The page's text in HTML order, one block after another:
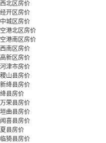
西北区房价
经开区房价
中城区房价
空港北区房价
空港南区房价
西南区房价
高新区房价
河津市房价
稷山县房价
新绛县房价
绛县房价
万荣县房价
垣曲县房价
闻喜县房价
夏县房价
临猗县房价